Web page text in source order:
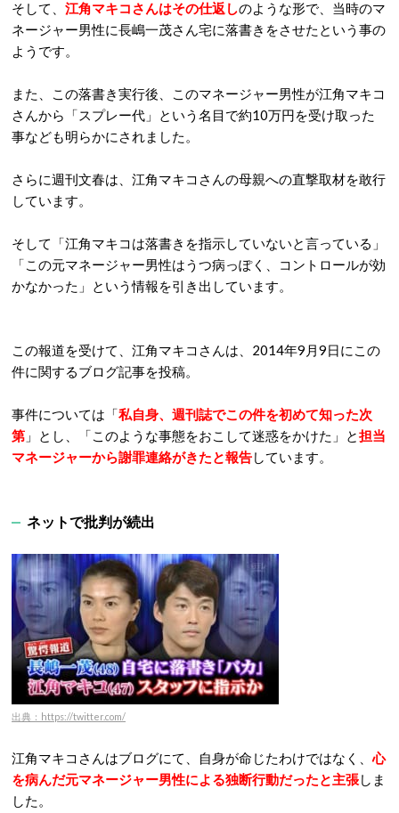
そして、 江角マキコさんはその仕返しのような形で、当時のマ
ネージャー男性に長嶋一茂さん宅に落書きをさせたという事の
ようです。
また、この落書き実行後、このマネージャー男性が江角マキコ
さんから「スプレー代」という名目で約10万円を受け取った
事なども明らかにされました。
さらに週刊文春は、江角マキコさんの母親への直撃取材を敢行
しています。
そして「江角マキコは落書きを指示していないと言っている」
「この元マネージャー男性はうつ病っぽく、コントロールが効
かなかった」という情報を引き出しています。
この報道を受けて、江角マキコさんは、2014年9月9日にこの
件に関するブログ記事を投稿。
事件については「私自身、週刊誌でこの件を初めて知った次
第 」とし、「このような事態をおこして迷惑をかけた」と担当
マネージャーから謝罪連絡がきたと報告しています。
ネットで批判が続出
出典：https://twitter.com/
江角マキコさんはブログにて、自身が命じたわけではなく、心
を病んだ元マネージャー男性による独断行動だったと主張しま
した。